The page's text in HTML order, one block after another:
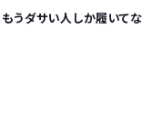
うダサい人しか履いてな